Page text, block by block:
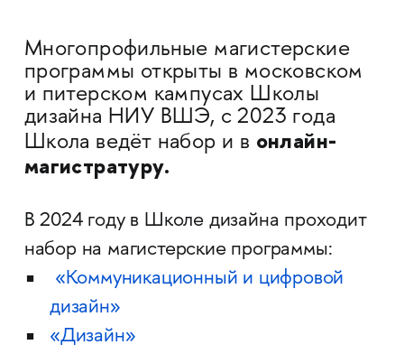
Многопрофильные магистерские
программы открыты в московском
и питерском кампусах Школы
дизайна НИУ ВШЭ, с 2023 года
Школа ведёт набор и в онлайн-
магистратуру.
В 2024 году в Школе дизайна проходит
набор на магистерские программы:
«Коммуникационный и цифровой
дизайн»
«Дизайн»